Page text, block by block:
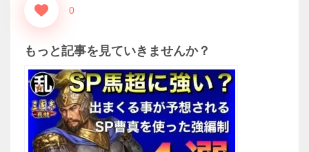
0
もっと記事を見ていきませんか？